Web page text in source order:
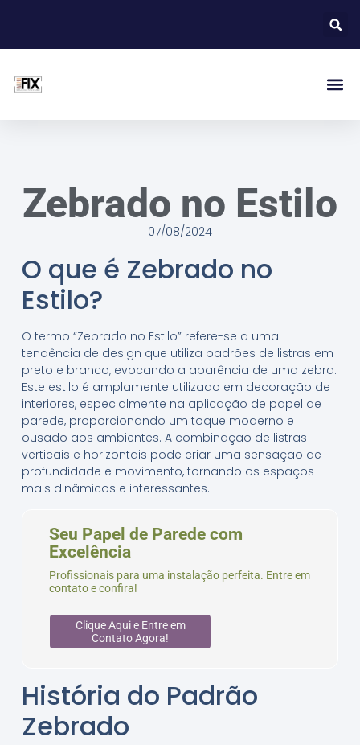
Zebrado no Estilo
07/08/2024
O que é Zebrado no
Estilo?
O termo “Zebrado no Estilo” refere-se a uma
tendência de design que utiliza padrões de listras em
preto e branco, evocando a aparência de uma zebra.
Este estilo é amplamente utilizado em decoração de
interiores, especialmente na aplicação de papel de
parede, proporcionando um toque moderno e
ousado aos ambientes. A combinação de listras
verticais e horizontais pode criar uma sensação de
profundidade e movimento, tornando os espaços
mais dinâmicos e interessantes.
Seu Papel de Parede com
Excelência
Profissionais para uma instalação perfeita. Entre em
contato e confira!
Clique Aqui e Entre em
Contato Agora!
História do Padrão
Zebrado